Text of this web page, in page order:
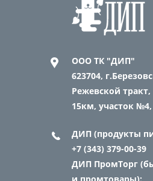
ООО ТК "ДИП"
623704,
Режевской тракт,
15км, участок №4,
ДИП (продукты
+7 (343) 379-00-39
ДИП ПромТорг
и промтовары):